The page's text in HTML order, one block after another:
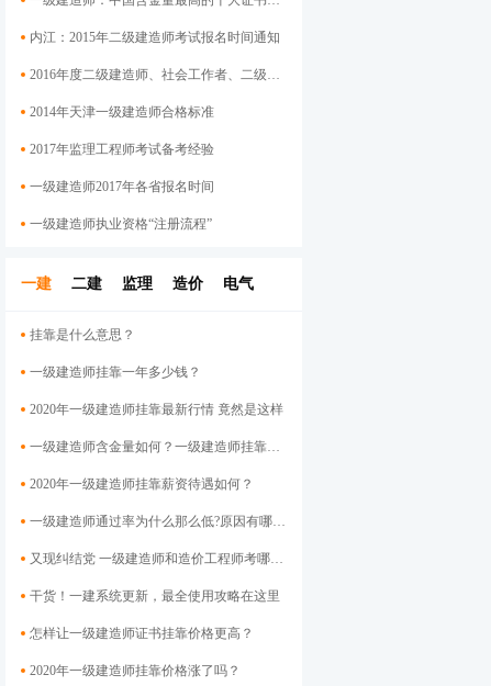
内江：2015年二级建造师考试报名时间通知
2016年度二级建造师、社会工作者、二级注册计量师、管理咨询师资格考试考后资格审查的公告
2014年天津一级建造师合格标准
2017年监理工程师考试备考经验
一级建造师2017年各省报名时间
一级建造师执业资格“注册流程”
一建 二建 监理 造价 电气
挂靠是什么意思？
一级建造师挂靠一年多少钱？
2020年一级建造师挂靠最新行情 竟然是这样
一级建造师含金量如何？一级建造师挂靠前景
2020年一级建造师挂靠薪资待遇如何？
一级建造师通过率为什么那么低?原因有哪些呢？
又现纠结党 一级建造师和造价工程师考哪个好？
干货！一建系统更新，最全使用攻略在这里
怎样让一级建造师证书挂靠价格​更高？
2020年一级建造师挂靠价格涨了吗？